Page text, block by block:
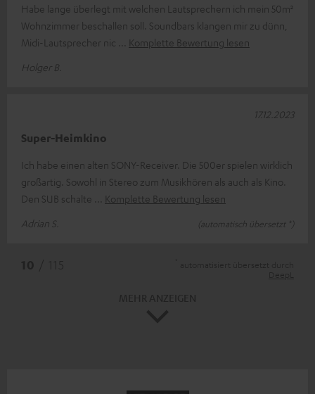
Habe lange überlegt mit welchen Lautsprechern ich mein 50m²
Wohnzimmer beschallen soll. Soundbars klangen mir zu dünn,
Midi-Lautsprecher nic
Komplette Bewertung lesen
Holger B.
Super-Heimkino
Ich habe einen alten SONY-Receiver. Die 500er spielen wirklich
großartig. Sowohl in Stereo zum Musikhören als auch als Kino.
Den SUB schalte
Komplette Bewertung lesen
Adrian S.
(automatisch übersetzt *)
17.12.2023